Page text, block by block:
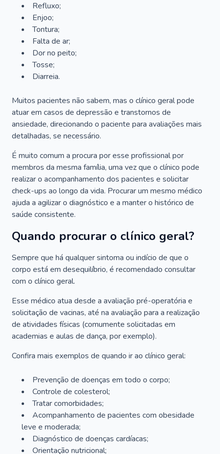
Refluxo;
Enjoo;
Tontura;
Falta de ar;
Dor no peito;
Tosse;
Diarreia.
Muitos pacientes não sabem, mas o clínico geral pode
atuar em casos de depressão e transtornos de
ansiedade, direcionando o paciente para avaliações mais
detalhadas, se necessário.
É muito comum a procura por esse profissional por
membros da mesma família, uma vez que o clínico pode
realizar o acompanhamento dos pacientes e solicitar
check-ups ao longo da vida. Procurar um mesmo médico
ajuda a agilizar o diagnóstico e a manter o histórico de
saúde consistente.
Quando procurar o clínico geral?
Sempre que há qualquer sintoma ou indício de que o
corpo está em desequilíbrio, é recomendado consultar
com o clínico geral.
Esse médico atua desde a avaliação pré-operatória e
solicitação de vacinas, até na avaliação para a realização
de atividades físicas (comumente solicitadas em
academias e aulas de dança, por exemplo).
Confira mais exemplos de quando ir ao clínico geral:
Prevenção de doenças em todo o corpo;
Controle de colesterol;
Tratar comorbidades;
Acompanhamento de pacientes com obesidade
leve e moderada;
Diagnóstico de doenças cardíacas;
Orientação nutricional;